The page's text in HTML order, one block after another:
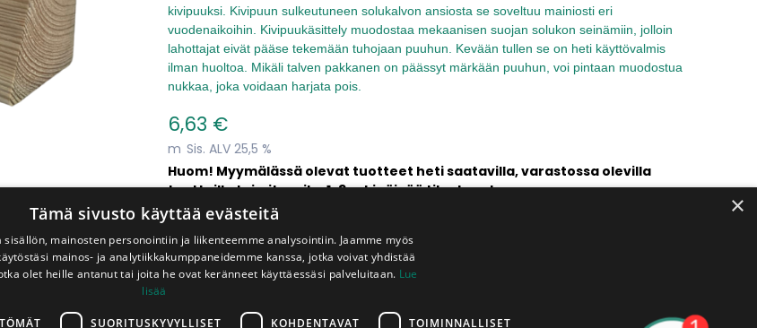
kivipuuksi. Kivipuun sulkeutuneen solukalvon ansiosta se soveltuu mainiosti eri
vuodenaikoihin. Kivipuukäsittely muodostaa mekaanisen suojan solukon seinämiin, jolloin
lahottajat eivät pääse tekemään tuhojaan puuhun. Kevään tullen se on heti käyttövalmis
ilman huoltoa. Mikäli talven pakkanen on päässyt märkään puuhun, voi pintaan muodostua
nukkaa, joka voidaan harjata pois.
6,63 €
m Sis. ALV 25,5 %
Huom! Myymälässä olevat tuotteet heti saatavilla, var​astossa olevilla
tuotteilla toimitusaika 1-3 arkipäivää tilauksesta.
Pituus Myynnissä
4,5 m
Myymälä:
603.0 m (134kpl.)
342.0 m (76kpl.)
×
Tämä sivusto käyttää evästeitä
sisällön, mainosten personointiin ja liikenteemme analysointiin. Jaamme myös
mainos- ja analytiikkakumppaneidemme kanssa, jotka voivat yhdistää
olet heille antanut tai joita he ovat keränneet käyttäessäsi palveluitaan. Lue
lisää
SUORITUSKYVYLLISET KOHDENTAVAT TOIMINNALLISET